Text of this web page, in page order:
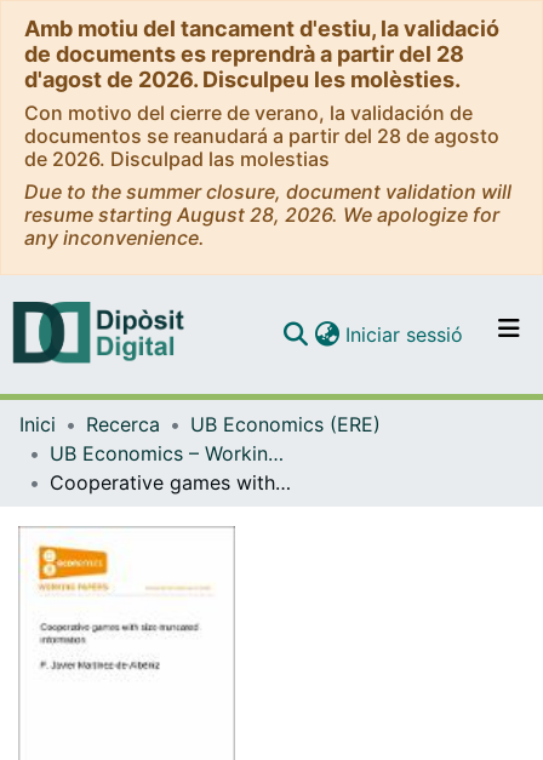
Amb motiu del tancament d'estiu, la validació
de documents es reprendrà a partir del 28
d'agost de 2026. Disculpeu les molèsties.
Con motivo del cierre de verano, la validación de
documentos se reanudará a partir del 28 de agosto
de 2026. Disculpad las molestias
Due to the summer closure, document validation will
resume starting August 28, 2026. We apologize for
any inconvenience.
Navega per tot el DD
Com publicar
Iniciar sessió (current)
Inici Recerca
UB Economics (ERE)
UB Economics – Working Papers [ERE]
Cooperative games with size-truncated information (WP)